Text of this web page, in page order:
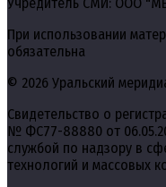
Учредитель СМИ: ООО
При использовании
обязательна
© 2026 Уральский
Свидетельство о
№ ФС77-88880 от
службой по надзору в
технологий и массовых